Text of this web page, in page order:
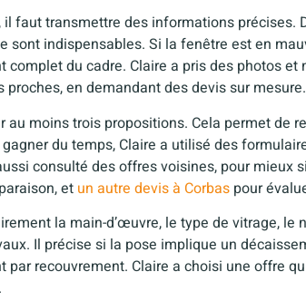
faut transmettre des informations précises.
sont indispensables. Si la fenêtre est en
complet du cadre. Claire a pris des photos et
en demandant des devis sur mesure.
moins trois propositions. Cela permet de
du temps, Claire a utilisé des
consulté des offres voisines, pour mieux
et un autre devis à Corbas pour
la main-d’œuvre, le type de vitrage, le
Il précise si la pose implique un
par recouvrement. Claire a choisi une offre